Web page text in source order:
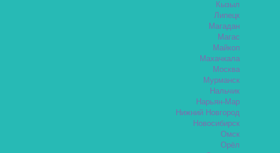
Кызыл
Липецк
Магадан
Магас
Майкоп
Махачкала
Москва
Мурманск
Нальчик
Нарьян-Мар
Нижний Новгород
Новосибирск
Омск
Орёл